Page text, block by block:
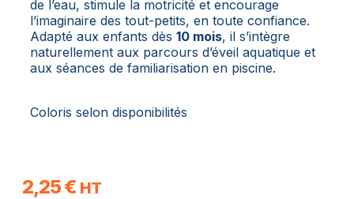
de l’eau, stimule la motricité et encourage
l’imaginaire des tout-petits, en toute confiance.
Adapté aux enfants dès 10 mois, il s’intègre
naturellement aux parcours d’éveil aquatique et
aux séances de familiarisation en piscine.
Coloris selon disponibilités
2,25€ HT